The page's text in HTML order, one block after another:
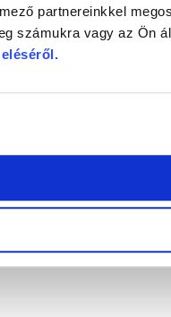
partnereinkkel
számukra vagy az Ön
.